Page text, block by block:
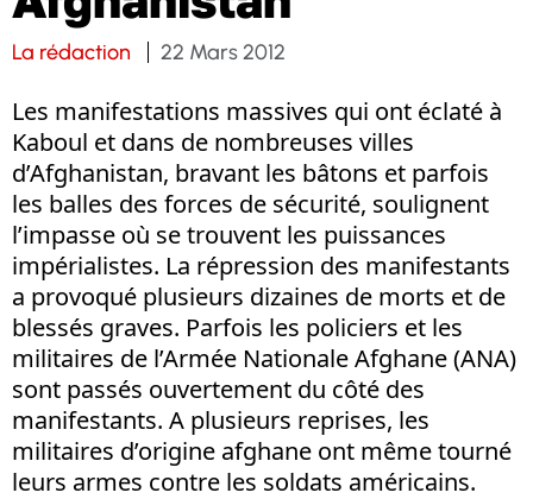
La rédaction 22 Mars 2012
Les manifestations massives qui ont éclaté à
Kaboul et dans de nombreuses villes
d’Afghanistan, bravant les bâtons et parfois
les balles des forces de sécurité, soulignent
l’impasse où se trouvent les puissances
impérialistes. La répression des manifestants
a provoqué plusieurs dizaines de morts et de
blessés graves. Parfois les policiers et les
militaires de l’Armée Nationale Afghane (ANA)
sont passés ouvertement du côté des
manifestants. A plusieurs reprises, les
militaires d’origine afghane ont même tourné
leurs armes contre les soldats américains.